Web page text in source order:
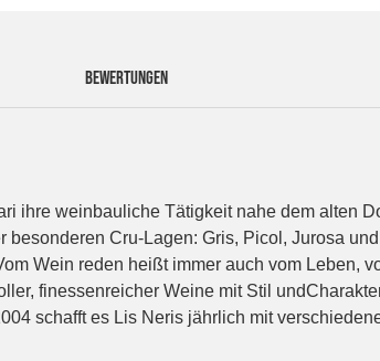
BEWERTUNGEN
ihre weinbauliche Tätigkeit nahe dem alten
Cru-Lagen: Gris, Picol, Jurosa
Wein reden heißt immer auch vom Leben,
finessenreicher Weine mit Stil
schafft es Lis Neris jährlich mit